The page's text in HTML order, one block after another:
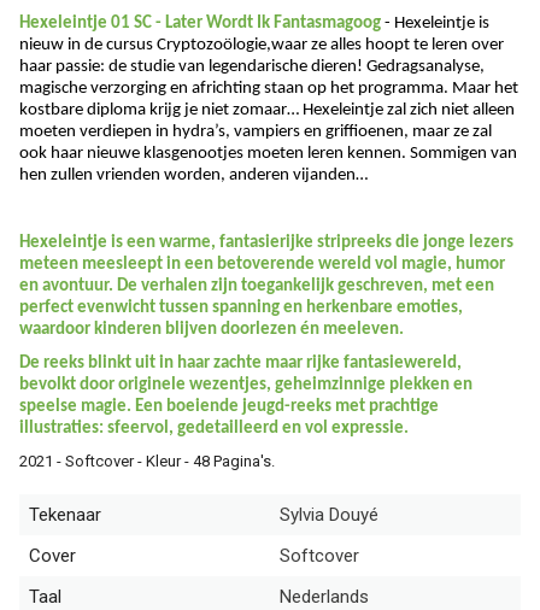
Hexeleintje 01 SC - Later Wordt Ik Fantasmagoog - Hexeleintje is
nieuw in de cursus Cryptozoölogie,waar ze alles hoopt te leren over
haar passie: de studie van legendarische dieren! Gedragsanalyse,
magische verzorging en africhting staan op het programma. Maar het
kostbare diploma krijg je niet zomaar… Hexeleintje zal zich niet alleen
moeten verdiepen in hydra’s, vampiers en griffioenen, maar ze zal
ook haar nieuwe klasgenootjes moeten leren kennen. Sommigen van
hen zullen vrienden worden, anderen vijanden…
Hexeleintje is een warme, fantasierijke stripreeks die jonge lezers
meteen meesleept in een betoverende wereld vol magie, humor
en avontuur. De verhalen zijn toegankelijk geschreven, met een
perfect evenwicht tussen spanning en herkenbare emoties,
waardoor kinderen blijven doorlezen én meeleven.
De reeks blinkt uit in haar zachte maar rijke fantasiewereld,
bevolkt door originele wezentjes, geheimzinnige plekken en
speelse magie. Een boeiende jeugd-reeks met prachtige
illustraties: sfeervol, gedetailleerd en vol expressie.
2021 - Softcover - Kleur - 48 Pagina's.
Tekenaar
Sylvia Douyé
Cover
Softcover
Taal
Nederlands